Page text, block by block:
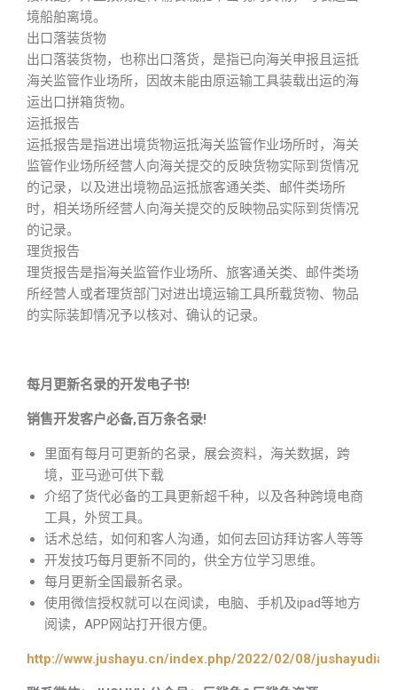
境船舶离境。
出口落装货物
出口落装货物，也称出口落货，是指已向海关申报且运抵
海关监管作业场所，因故未能由原运输工具装载出运的海
运出口拼箱货物。
运抵报告
运抵报告是指进出境货物运抵海关监管作业场所时，海关
监管作业场所经营人向海关提交的反映货物实际到货情况
的记录，以及进出境物品运抵旅客通关类、邮件类场所
时，相关场所经营人向海关提交的反映物品实际到货情况
的记录。
理货报告
理货报告是指海关监管作业场所、旅客通关类、邮件类场
所经营人或者理货部门对进出境运输工具所载货物、物品
的实际装卸情况予以核对、确认的记录。
每月更新名录的开发电子书!
销售开发客户必备,百万条名录!
里面有每月可更新的名录，展会资料，海关数据，跨
境，亚马逊可供下载
介绍了货代必备的工具更新超千种，以及各种跨境电商
工具，外贸工具。
话术总结，如何和客人沟通，如何去回访拜访客人等等
开发技巧每月更新不同的，供全方位学习思维。
每月更新全国最新名录。
使用微信授权就可以在阅读，电脑、手机及ipad等地方
阅读，APP网站打开很方便。
http://www.jushayu.cn/index.php/2022/02/08/